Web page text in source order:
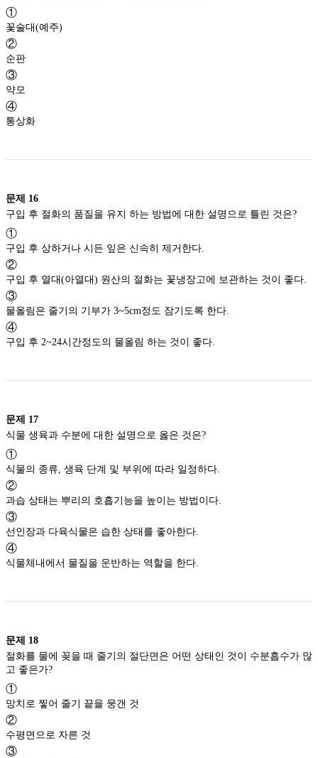
①
꽃술대(예주)
②
순판
③
약모
④
통상화
문제 16
①
구입 후 상하거나 시든 잎은 신속히 제거한다.
②
구입 후 열대(아열대) 원산의 절화는 꽃냉장고에 보관하는 것이 좋다.
③
물올림은 줄기의 기부가 3~5cm정도 잠기도록 한다.
④
구입 후 2~24시간정도의 물올림 하는 것이 좋다.
문제 17
①
식물의 종류, 생육 단계 및 부위에 따라 일정하다.
②
과습 상태는 뿌리의 호흡기능을 높이는 방법이다.
③
선인장과 다육식물은 습한 상태를 좋아한다.
④
식물체내에서 물질을 운반하는 역할을 한다.
문제 18
절화를 물에 꽂을 때 줄기의 절단면은 어떤 상태인 것이 수분흡수가 많
①
망치로 찧어 줄기 끝을 뭉갠 것
②
수평면으로 자른 것
③